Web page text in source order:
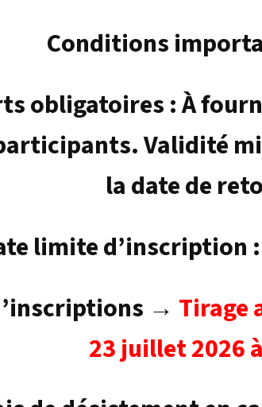
Conditions
obligatoires : À
Validité
la date de
limite d’inscription :
→ Tirage
23 juillet 2026